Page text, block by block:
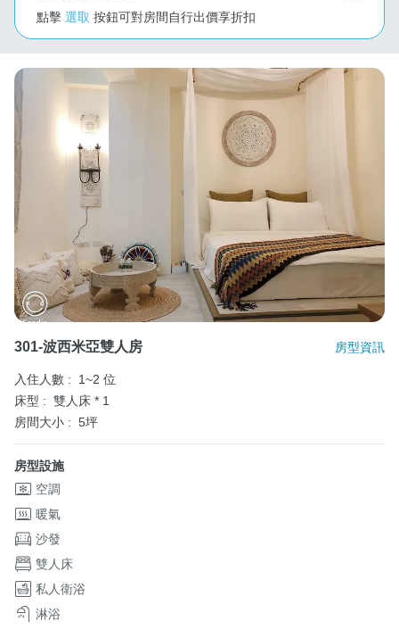
點擊 選取 按鈕可對房間自行出價享折扣
301-波西米亞雙人房 房型資訊
入住人數 :
1~2 位
床型 : 雙人床 * 1
房間大小 : 5坪
房型設施
空調
暖氣
沙發
雙人床
私人衛浴
淋浴